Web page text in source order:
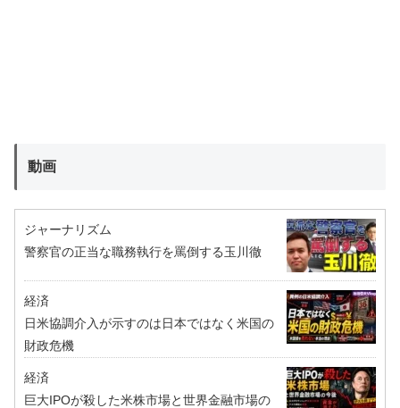
動画
ジャーナリズム
警察官の正当な職務執行を罵倒する玉川徹
経済
日米協調介入が示すのは日本ではなく米国の
財政危機
経済
巨大IPOが殺した米株市場と世界金融市場の